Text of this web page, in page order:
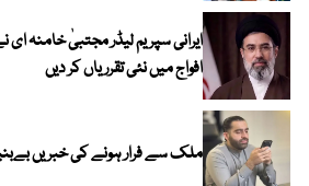
ایرانی سپریم لیڈر مجتبیٰ خامنہ ای
افواج میں نئی تقرریاں کر دیں
ملک سے فرار ہونے کی خبریں